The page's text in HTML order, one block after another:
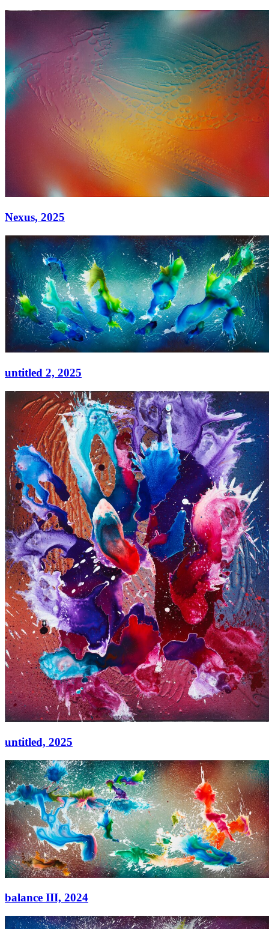
light sensation IV,
Acryl auf Leinwand
145 × 145 cm
Nexus, 2025
Nexus,2025
Acryl auf Leinwand
90 × 130 cm
untitled 2, 2025
untitled 2,2025
Acryl auf Leinwand
130 × 300 cm
untitled, 2025
untitled,2025
Acryl auf Leinwand
80 × 65 cm
balance III, 2024
balance III,2024